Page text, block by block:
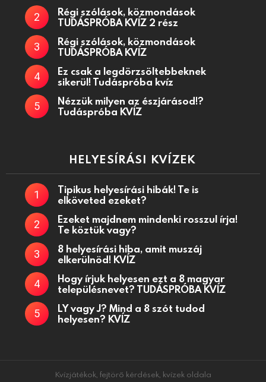
Régi szólások, közmondások
TUDÁSPRÓBA KVÍZ 2 rész
Régi szólások, közmondások
TUDÁSPRÓBA KVÍZ
Ez csak a legdörzsöltebbeknek
sikerül! Tudáspróba kvíz
Nézzük milyen az észjárásod!?
Tudáspróba KVÍZ
HELYESÍRÁSI KVÍZEK
Tipikus helyesírási hibák! Te is
elköveted ezeket?
Ezeket majdnem mindenki rosszul írja!
Te köztük vagy?
8 helyesírási hiba, amit muszáj
elkerülnöd! KVÍZ
Hogy írjuk helyesen ezt a 8 magyar
településnevet? TUDÁSPRÓBA KVÍZ
LY vagy J? Mind a 8 szót tudod
helyesen? KVÍZ
Kvízjátékok, fejtörő kérdések, kvízek oldala